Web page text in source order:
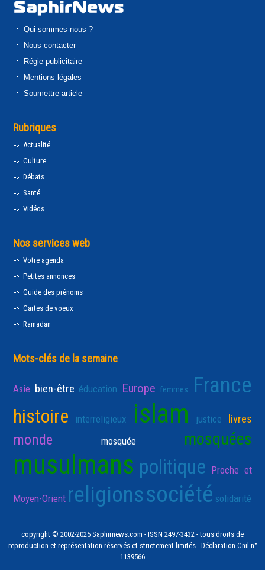
Qui sommes-nous ?
Nous contacter
Régie publicitaire
Mentions légales
Soumettre article
Rubriques
Actualité
Culture
Débats
Santé
Vidéos
Nos services web
Votre agenda
Petites annonces
Guide des prénoms
Cartes de voeux
Ramadan
Mots-clés de la semaine
Asie bien-être éducation Europe femmes France
histoire interreligieux islam justice livres
monde mosquée mosquées
musulmans politique Proche et
Moyen-Orient religionssociété solidarité
copyright © 2002-2025 Saphirnews.com - ISSN 2497-3432 - tous droits de
reproduction et représentation réservés et strictement limités - Déclaration Cnil n°
1139566